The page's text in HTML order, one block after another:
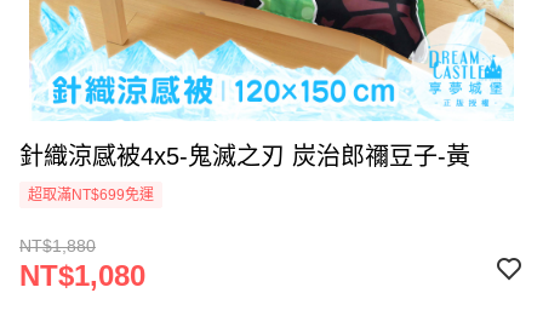
針織涼感被4x5-鬼滅之刃 炭治郎禰豆子-黃
超取滿NT$699免運
NT$1,880
NT$1,080